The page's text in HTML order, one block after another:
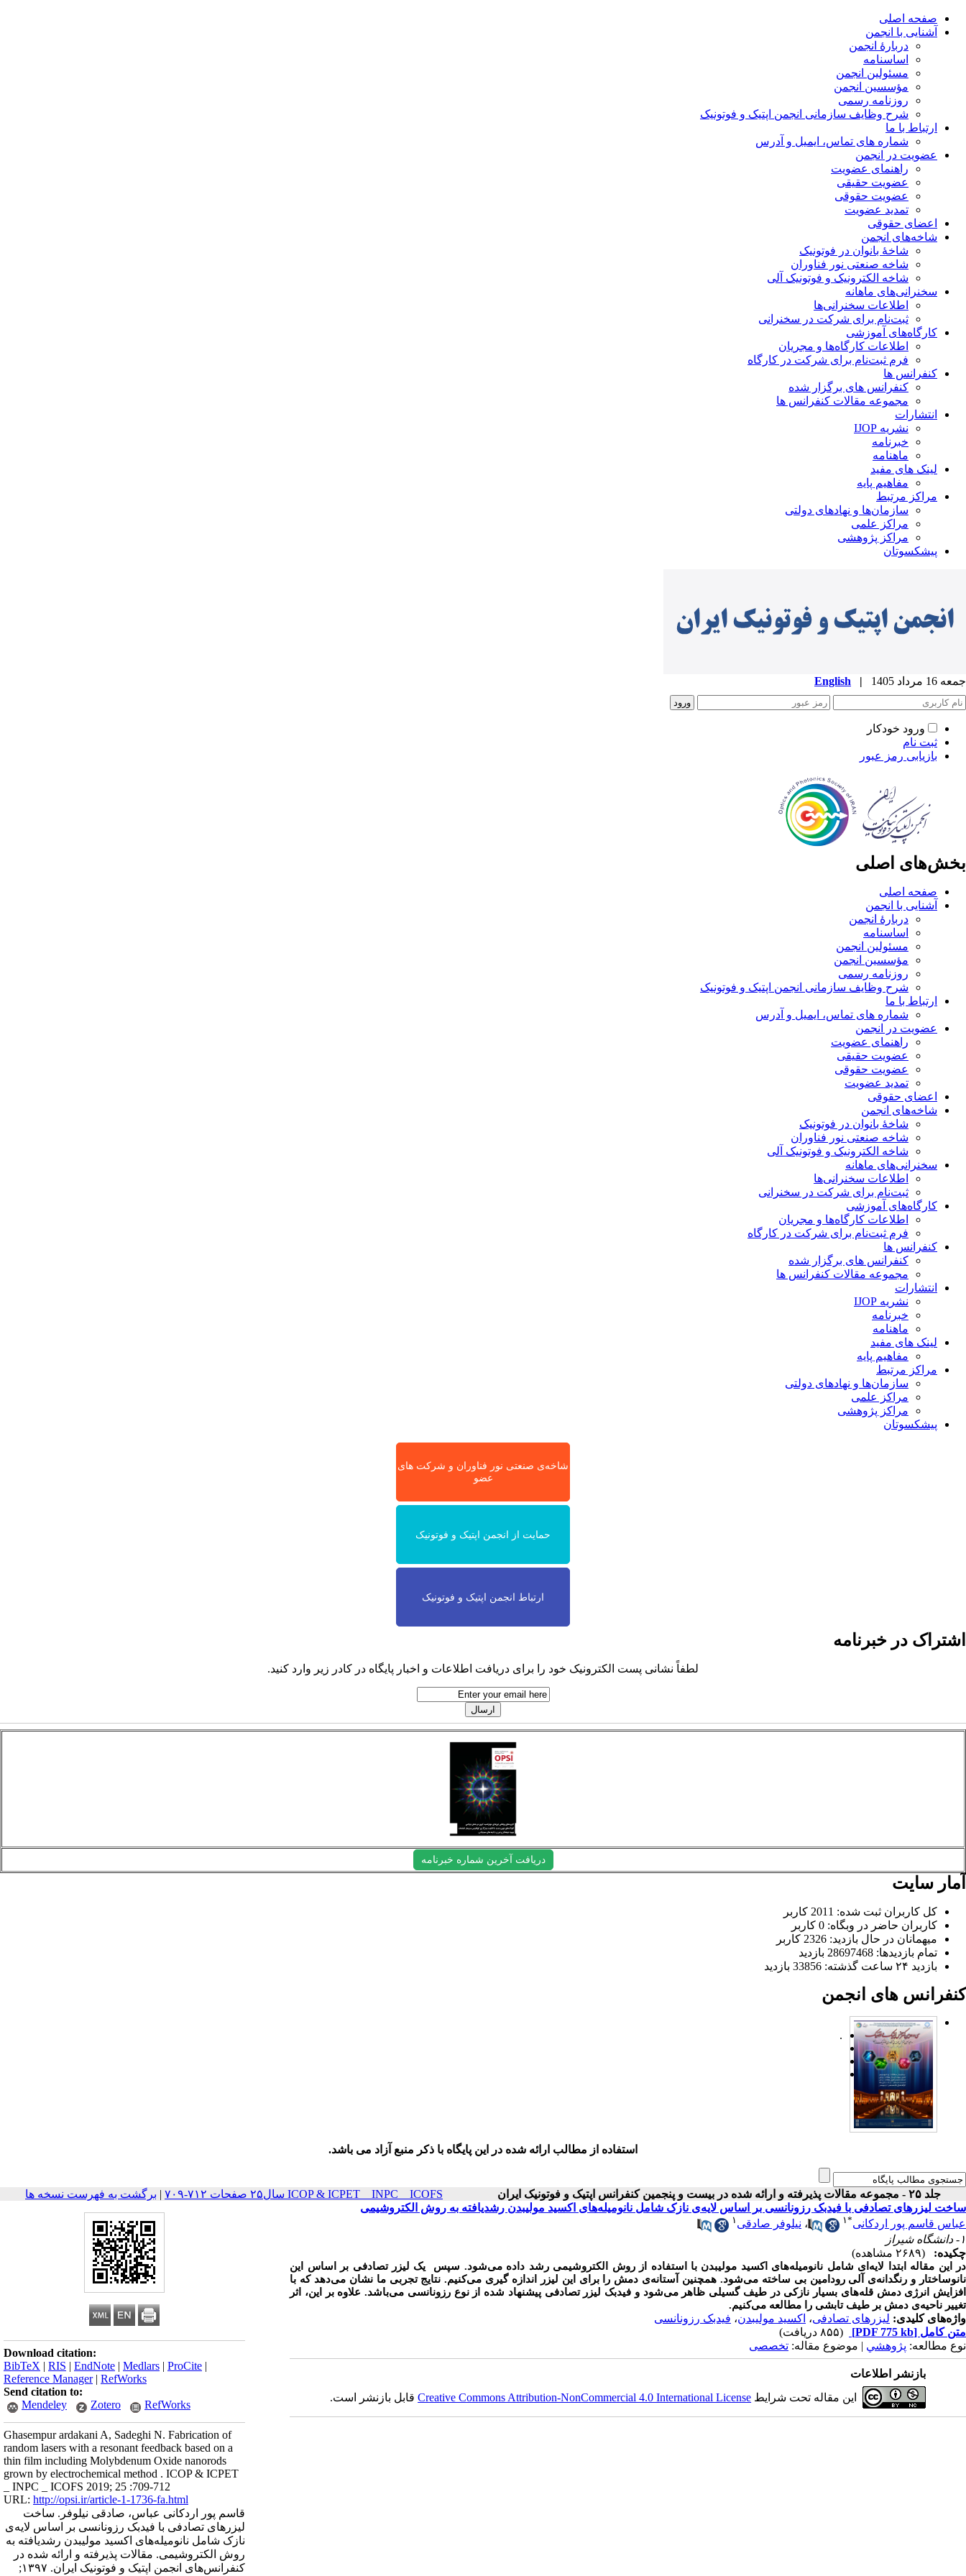
صفحه اصلی
آشنایی با انجمن
دربارۀ انجمن
اساسنامه
مسئولین انجمن
مؤسسین انجمن
روزنامه رسمی
شرح وظایف سازمانی انجمن اپتیک و فوتونیک
ارتباط با ما
شماره های تماس، ایمیل و آدرس
عضویت در انجمن
راهنمای عضویت
عضویت حقیقی
عضویت حقوقی
تمدید عضویت
اعضای حقوقی
شاخه‌های انجمن
شاخۀ بانوان در فوتونیک
شاخه صنعتی نور فناوران
شاخه‌ الکترونیک و فوتونیک آلی
سخنرانی‌های ماهانه
اطلاعات سخنرانی‌‌ها
ثبت‌نام برای شرکت در سخنرانی
کارگاه‌های آموزشی
اطلاعات کارگاه‌ها و مجریان
فرم ثبت‌نام برای شرکت در کارگاه
کنفرانس ها
کنفرانس های برگزار شده
مجموعه مقالات کنفرانس ها
انتشارات
نشریه IJOP
خبرنامه
ماهنامه
لینک های مفید
مفاهیم پایه
مراکز مرتبط
سازمان‌ها و نهادهای دولتی
مراکز علمی
مراکز پژوهشی
پیشکسوتان
جمعه 16 مرداد 1405 |
English
ورود خودکار
ثبت نام
بازیابی رمز عبور
بخش‌های اصلی
صفحه اصلی
آشنایی با انجمن
دربارۀ انجمن
اساسنامه
مسئولین انجمن
مؤسسین انجمن
روزنامه رسمی
شرح وظایف سازمانی انجمن اپتیک و فوتونیک
ارتباط با ما
شماره های تماس، ایمیل و آدرس
عضویت در انجمن
راهنمای عضویت
عضویت حقیقی
عضویت حقوقی
تمدید عضویت
اعضای حقوقی
شاخه‌های انجمن
شاخۀ بانوان در فوتونیک
شاخه صنعتی نور فناوران
شاخه‌ الکترونیک و فوتونیک آلی
سخنرانی‌های ماهانه
اطلاعات سخنرانی‌‌ها
ثبت‌نام برای شرکت در سخنرانی
کارگاه‌های آموزشی
اطلاعات کارگاه‌ها و مجریان
فرم ثبت‌نام برای شرکت در کارگاه
کنفرانس ها
کنفرانس های برگزار شده
مجموعه مقالات کنفرانس ها
انتشارات
نشریه IJOP
خبرنامه
ماهنامه
لینک های مفید
مفاهیم پایه
مراکز مرتبط
سازمان‌ها و نهادهای دولتی
مراکز علمی
مراکز پژوهشی
پیشکسوتان
شاخه‌ی صنعتی نور فناوران و شرکت های
عضو
حمایت از انجمن اپتیک و فوتونیک
ارتباط انجمن اپتیک و فوتونیک
اشتراک در خبرنامه
لطفاً نشانی پست الکترونیک خود را برای دریافت اطلاعات و اخبار پایگاه در کادر زیر وارد کنید.
دریافت آخرین شماره خبرنامه
آمار سایت
کل کاربران ثبت شده: 2011 کاربر
کاربران حاضر در وبگاه: 0 کاربر
میهمانان در حال بازدید: 2326 کاربر
تمام بازدید‌ها: 28697468 بازدید
بازدید ۲۴ ساعت گذشته: 33856 بازدید
کنفرانس های انجمن
.
استفاده از مطالب ارائه شده در این پایگاه با ذکر منبع آزاد می باشد.
جلد ۲۵ - مجموعه مقالات پذیرفته و ارائه شده در بیست و پنجمین کنفرانس اپتیک و فوتونیک ایران ICOP & ICPET _ INPC _ ICOFS سال۲۵ صفحات ۷۱۲-۷۰۹ | برگشت به فهرست نسخه ها
Download citation:
BibTeX | RIS | EndNote | Medlars | ProCite |
Reference Manager| RefWorks
Send citation to:
Mendeley
Zotero RefWorks
Ghasempur ardakani A, Sadeghi N. Fabrication of
random lasers with a resonant feedback based on a
thin film including Molybdenum Oxide nanorods
grown by electrochemical method . ICOP & ICPET
_ INPC _ ICOFS 2019; 25 :709-712
URL: http://opsi.ir/article-1-1736-fa.html
قاسم پور اردکانی عباس، صادقی نیلوفر. ساخت
لیزرهای تصادفی با فیدبک رزونانسی بر اساس لایه‌ی
نازک شامل نانومیله‌های اکسید مولیبدن رشدیافته به
روش الکتروشیمی. مقالات پذیرفته و ارائه شده در
کنفرانس‌های انجمن اپتیک و فوتونیک ایران. ۱۳۹۷;
ساخت لیزرهای تصادفی با فیدبک رزونانسی بر اساس لایه‌ی نازک شامل نانومیله‌های اکسید مولیبدن رشدیافته به روش الکتروشیمی
عباس قاسم پور اردکانی*۱ ، نیلوفر صادقی ۱
۱- دانشگاه شیراز
چکیده:
(۲۶۸۹ مشاهده)
در این مقاله ابتدا لایه ای شامل نانومیلههای اکسید مولیبدن با استفاده از روش الکتروشیمی رشد داده میشود. سپس یک لیزر تصادفی بر اساس این
نانوساختار و رنگدانهی آلی رودامین بی ساخته میشود. همچنین آستانهی دمش را برای این لیزر اندازه گیری میکنیم. نتایج تجربی ما نشان میدهد که با
افزایش انرژی دمش قلههای بسیار نازکی در طیف گسیلی ظاهر میشود و فیدبک لیزر تصادفی پیشنهاد شده از نوع رزونانسی میباشد. علاوه بر این، اثر
تغییر ناحیهی دمش بر طیف تابشی را مطالعه میکنیم.
واژه‌های کلیدی: لیزرهای تصادفی، اکسید مولیبدن، فیدبک رزونانسی
متن کامل [PDF 775 kb]
(۸۵۵ دریافت)
نوع مطالعه: پژوهشي | موضوع مقاله: تخصصی
بازنشر اطلاعات
این مقاله تحت شرایط Creative Commons Attribution-NonCommercial 4.0 International Licenseقابل بازنشر است.